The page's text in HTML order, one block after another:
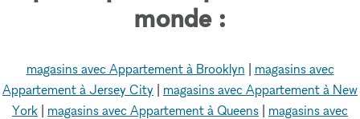
monde :
magasins avec Appartement à Brooklyn | magasins avec
Appartement à Jersey City | magasins avec Appartement à New
York | magasins avec Appartement à Queens | magasins avec